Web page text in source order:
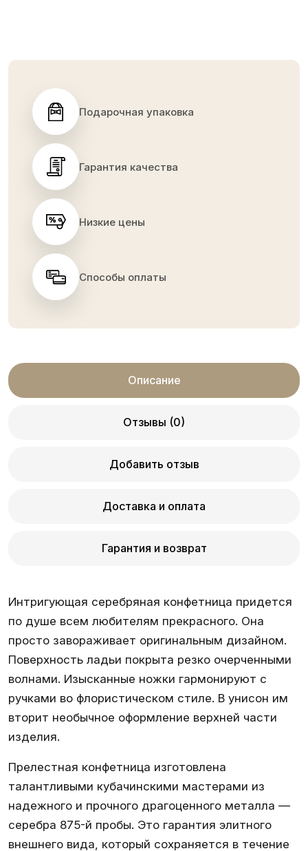
Подарочная упаковка
Гарантия качества
Низкие цены
Способы оплаты
Описание
Отзывы (0)
Добавить отзыв
Доставка и оплата
Гарантия и возврат
Интригующая серебряная конфетница придется
по душе всем любителям прекрасного. Она
просто завораживает оригинальным дизайном.
Поверхность ладьи покрыта резко очерченными
волнами. Изысканные ножки гармонируют с
ручками во флористическом стиле. В унисон им
вторит необычное оформление верхней части
изделия.
Прелестная конфетница изготовлена
талантливыми кубачинскими мастерами из
надежного и прочного драгоценного металла —
серебра 875-й пробы. Это гарантия элитного
внешнего вида, который сохраняется в течение